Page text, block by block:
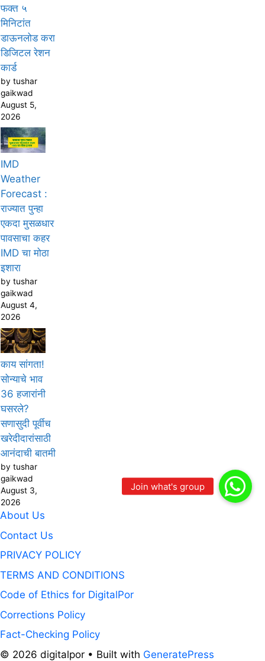
फक्त ५
मिनिटांत
डाऊनलोड करा
डिजिटल रेशन
कार्ड
by tushar
gaikwad
August 5,
2026
IMD
Weather
Forecast :
राज्यात पुन्हा
एकदा मुसळधार
पावसाचा कहर
IMD चा मोठा
इशारा
by tushar
gaikwad
August 4,
2026
काय सांगता!
सोन्याचे भाव
36 हजारांनी
घसरले?
सणासुदी पूर्वीच
खरेदीदारांसाठी
आनंदाची बातमी
by tushar
gaikwad
August 3,
2026
About Us
Contact Us
PRIVACY POLICY
TERMS AND CONDITIONS
Code of Ethics for DigitalPor
Corrections Policy
Fact-Checking Policy
© 2026 digitalpor • Built with GeneratePress